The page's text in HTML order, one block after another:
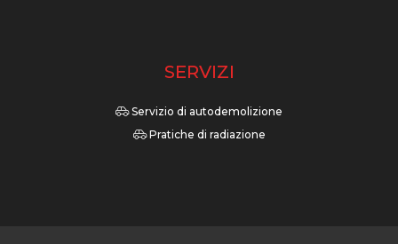
SERVIZI
Servizio di autodemolizione
Pratiche di radiazione